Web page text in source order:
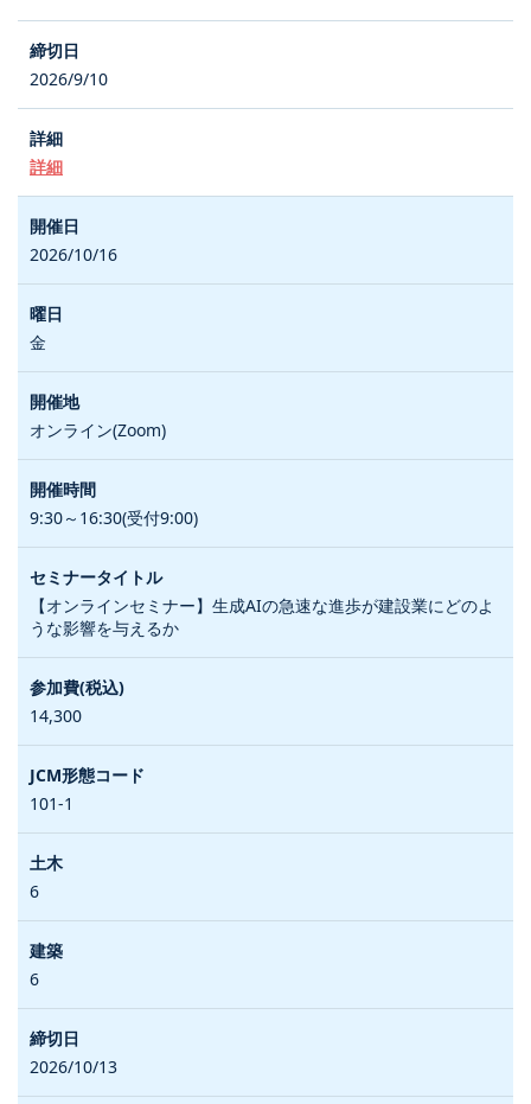
2026/9/10
詳細
2026/10/16
金
オンライン(Zoom)
9:30～16:30(受付9:00)
【オンラインセミナー】生成AIの急速な進歩が建設業にどのよ
うな影響を与えるか
14,300
101-1
6
6
2026/10/13